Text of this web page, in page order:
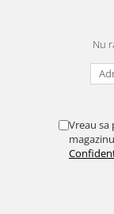
Nu
Vreau